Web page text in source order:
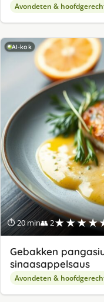
Avondeten &
AI-kok
⏱ 20 min👥 2
Gebakken
sinaasappelsaus
Avondeten &